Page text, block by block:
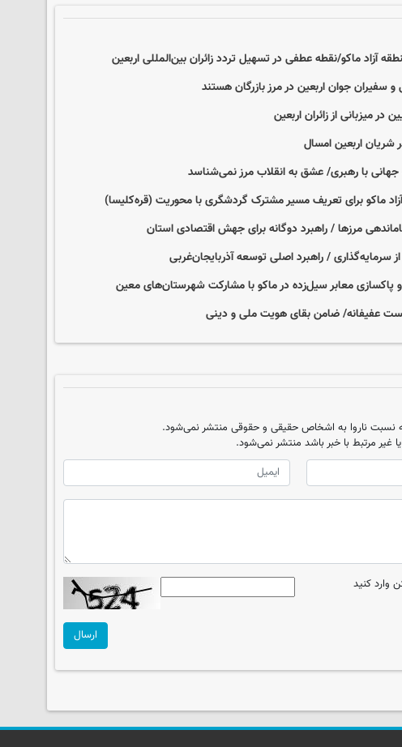
آزاد ماکو/نقطه عطفی در تسهیل تردد زائران بین‌المللی اربعین
و سفیران جوان اربعین در مرز بازرگان هستند
در میزبانی از زائران اربعین
اربعین امسال
جهانی با رهبری/ عشق به انقلاب مرز نمی‌شناسد
ماکو برای تعریف مسیر مشترک گردشگری با محوریت (قره‌کلیسا)
مرزها / راهبرد دوگانه برای جهش اقتصادی استان
/ راهبرد اصلی توسعه آذربایجان‌غربی
و پاکسازی معابر سیل‌زده در ماکو با مشارکت شهرستان‌های معین
عفیفانه/ ضامن بقای هویت ملی و دینی
نسبت ناروا به اشخاص حقیقی و حقوقی منتشر نمی‌شود.
غیر مرتبط با خبر باشد منتشر نمی‌شود.
وارد کنید
ارسال